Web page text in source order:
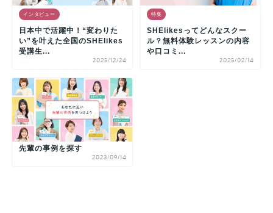
インタビュー
日本中で活躍中！“変わりた
い”を叶えた全国のSHElikes
受講生...
2025/12/24
特集
SHElikesってどんなスクー
ル？無料体験レッスンの内容
や口コミ...
2025/02/14
先輩の事例を探す
2023/09/14